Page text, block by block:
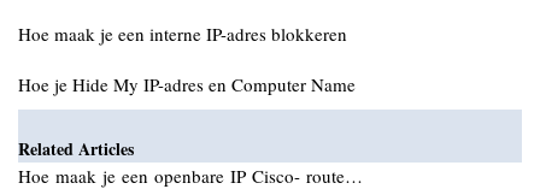
Hoe maak je een interne IP-adres blokkeren
Hoe je Hide My IP-adres en Computer Name
Related Articles
Hoe maak je een openbare IP Cisco- route…